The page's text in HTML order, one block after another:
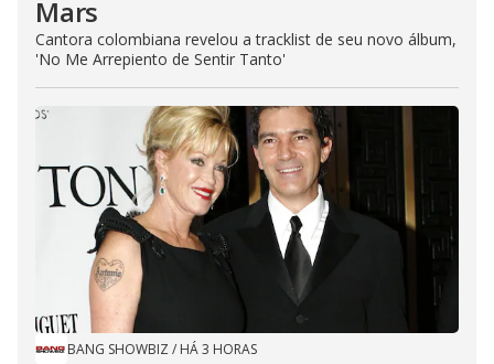
Mars
Cantora colombiana revelou a ​tracklist de seu novo álbum,
'No Me Arrepiento de Sentir Tanto'
BANG SHOWBIZ / HÁ 3 HORAS